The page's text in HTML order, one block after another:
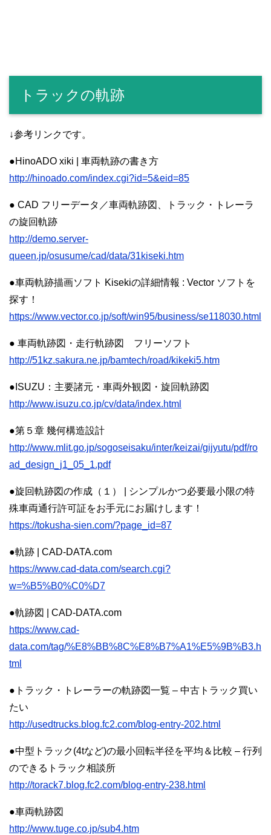
トラックの軌跡
↓参考リンクです。
●HinoADO xiki | 車両軌跡の書き方
http://hinoado.com/index.cgi?id=5&eid=85
● CAD フリーデータ／車両軌跡図、トラック・トレーラ
の旋回軌跡
http://demo.server-
queen.jp/osusume/cad/data/31kiseki.htm
●車両軌跡描画ソフト Kisekiの詳細情報 : Vector ソフトを
探す！
https://www.vector.co.jp/soft/win95/business/se118030.html
● 車両軌跡図・走行軌跡図 フリーソフト
http://51kz.sakura.ne.jp/bamtech/road/kikeki5.htm
●ISUZU：主要諸元・車両外観図・旋回軌跡図
http://www.isuzu.co.jp/cv/data/index.html
●第５章 幾何構造設計
http://www.mlit.go.jp/sogoseisaku/inter/keizai/gijyutu/pdf/ro
ad_design_j1_05_1.pdf
●旋回軌跡図の作成（１） | シンプルかつ必要最小限の特
殊車両通行許可証をお手元にお届けします！
https://tokusha-sien.com/?page_id=87
●軌跡 | CAD-DATA.com
https://www.cad-data.com/search.cgi?
w=%B5%B0%C0%D7
●軌跡図 | CAD-DATA.com
https://www.cad-
data.com/tag/%E8%BB%8C%E8%B7%A1%E5%9B%B3.h
tml
●トラック・トレーラーの軌跡図一覧 – 中古トラック買い
たい
http://usedtrucks.blog.fc2.com/blog-entry-202.html
●中型トラック(4tなど)の最小回転半径を平均＆比較 – 行列
のできるトラック相談所
http://torack7.blog.fc2.com/blog-entry-238.html
●車両軌跡図
http://www.tuge.co.jp/sub4.htm